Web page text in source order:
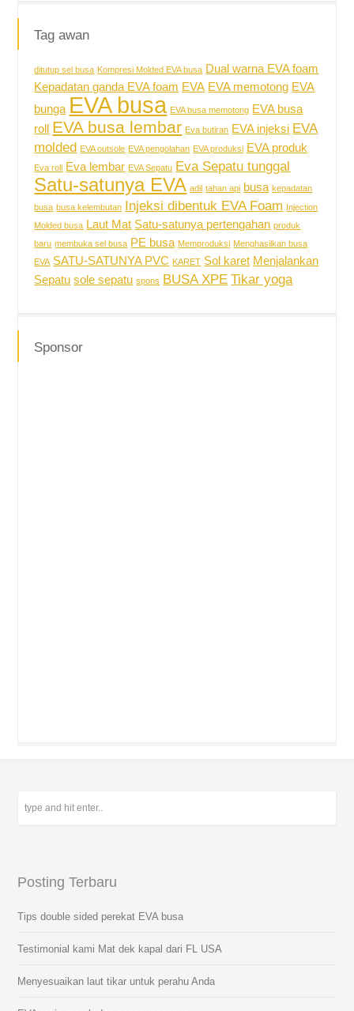
Tag awan
ditutup sel busa Kompresi Molded EVA busa Dual warna EVA foam
Kepadatan ganda EVA foam EVA EVA memotong EVA
bunga EVA busa EVA busa memotong EVA busa
roll
EVA busa lembar Eva butiran EVA injeksi EVA
molded EVA outsole EVA pengolahan EVA produksi EVA produk
Eva roll Eva lembar EVA Sepatu Eva Sepatu tunggal
Satu-satunya EVA adil tahan api busa kepadatan
busa busa kelembutan Injeksi dibentuk EVA Foam
Injection
Molded busa Laut Mat Satu-satunya pertengahan produk
baru membuka sel busa PE busa Memproduksi Menghasilkan busa
EVA SATU-SATUNYA PVC KARET Sol karet Menjalankan
Sepatu sole sepatu spons BUSA XPE Tikar yoga
Sponsor
Posting Terbaru
Tips double sided perekat EVA busa
Testimonial kami Mat dek kapal dari FL USA
Menyesuaikan laut tikar untuk perahu Anda